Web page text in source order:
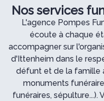
Nos services
L'agence Pompes
écoute à chaque
accompagner sur
d'Ittenheim dans le
défunt et de la famille
monuments
funéraires,